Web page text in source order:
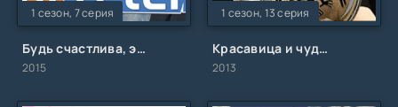
1 сезон, 7 серия
Будь счастлива, этого достаточно
2015
1 сезон, 13 серия
Красавица и чудовище
2013